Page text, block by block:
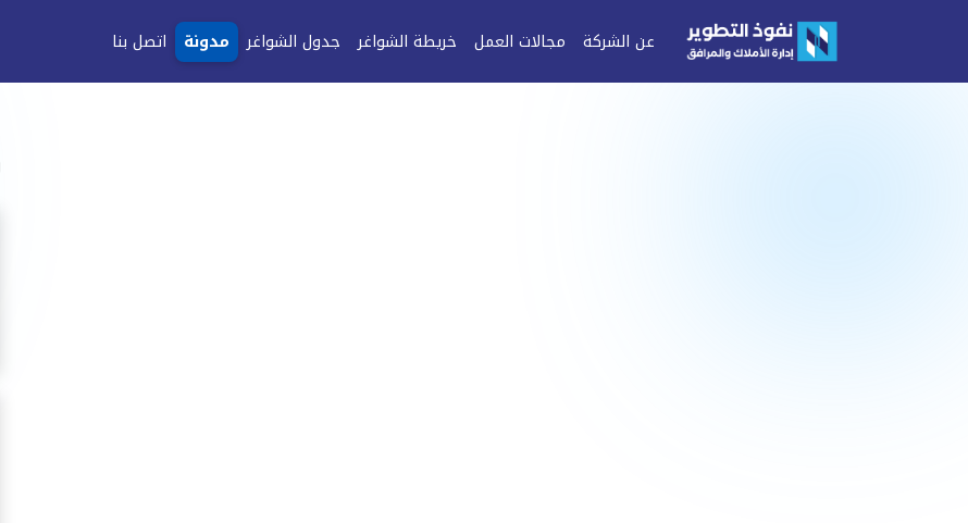
عن الشركة مجالات العمل خريطة الشواغر جدول الشواغر مدونة اتصل بنا